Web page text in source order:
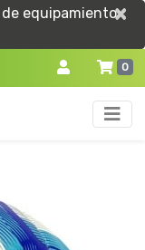
equipamiento×
×
0